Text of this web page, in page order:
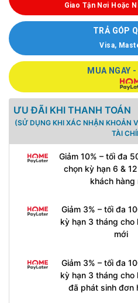
Giao Tận Nơi Hoặc
TRẢ GÓP
Visa,
MUA NGAY
ƯU ĐÃI KHI THANH TOÁN
(SỬ DỤNG KHI XÁC NHẬN KHOẢN
TÀI
Giảm 10% – tối đa
chọn kỳ hạn 6 &
khách hàng
Giảm 3% – tối đa
kỳ hạn 3 tháng cho
mới
Giảm 3% – tối đa
kỳ hạn 3 tháng cho
đã phát sinh đơn